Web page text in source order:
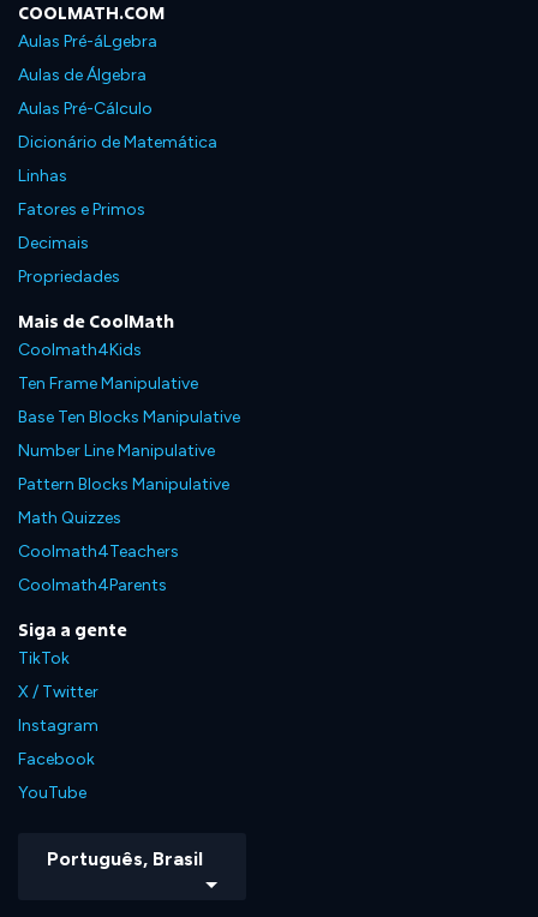
COOLMATH.COM
Aulas Pré-áLgebra
Aulas de Álgebra
Aulas Pré-Cálculo
Dicionário de Matemática
Linhas
Fatores e Primos
Decimais
Propriedades
Mais de CoolMath
Coolmath4Kids
Ten Frame Manipulative
Base Ten Blocks Manipulative
Number Line Manipulative
Pattern Blocks Manipulative
Math Quizzes
Coolmath4Teachers
Coolmath4Parents
Siga a gente
TikTok
X / Twitter
Instagram
Facebook
YouTube
Português, Brasil